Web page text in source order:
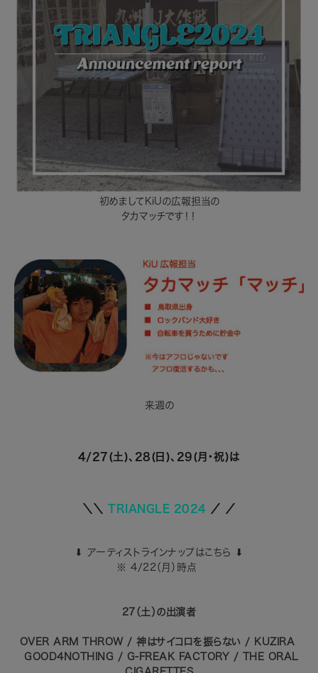
初めましてKiUの広報担当の
タカマッチです！！
来週の
4/27(土)、28(日)、29(月・祝)は
＼＼ TRIANGLE 2024 ／ ／
⬇︎ アーティストラインナップはこちら ⬇︎
※ 4/22（月） 時点
27（土）の出演者
OVER ARM THROW / 神はサイコロを振らない / KUZIRA
GOOD4NOTHING / G-FREAK FACTORY / THE ORAL